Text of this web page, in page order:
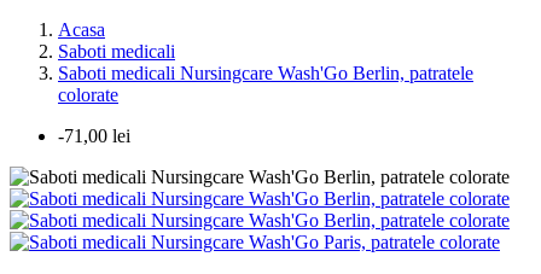
Acasa
Saboti medicali
Saboti medicali Nursingcare Wash'Go Berlin, patratele
colorate
-71,00 lei